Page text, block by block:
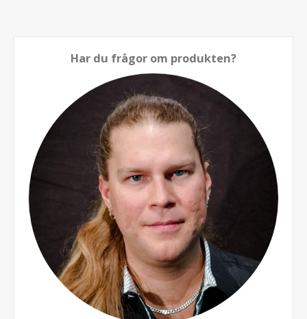
Har du frågor om produkten?